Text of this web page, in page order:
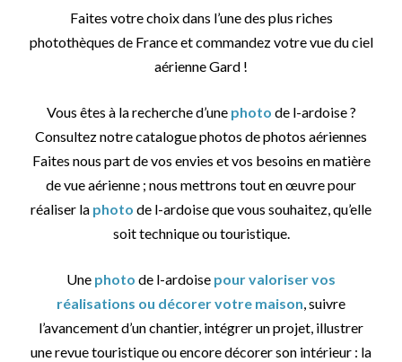
Faites votre choix dans l’une des plus riches
photothèques de France et commandez votre vue du ciel
aérienne Gard !
Vous êtes à la recherche d’une photo de l-ardoise ?
Consultez notre catalogue photos de photos aériennes
Faites nous part de vos envies et vos besoins en matière
de vue aérienne ; nous mettrons tout en œuvre pour
réaliser la photo de l-ardoise que vous souhaitez, qu’elle
soit technique ou touristique.
Une photo de l-ardoise pour valoriser vos
réalisations ou décorer votre maison, suivre
l’avancement d’un chantier, intégrer un projet, illustrer
une revue touristique ou encore décorer son intérieur : la